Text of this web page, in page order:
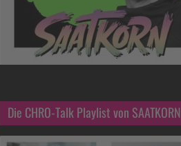
Die CHRO-Talk Playlist von SAATKORN